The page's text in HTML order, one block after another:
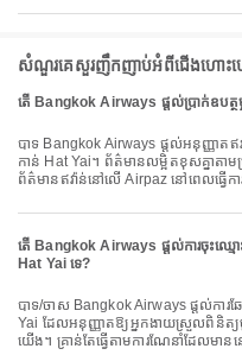
សំណួរគេសួរញឹកញាប់អំពីជើងហោះហ
តើ Bangkok Airways ផ្តល់ប្រាក់ឧបត្ថ
បាទ Bangkok Airways ផ្តល់អនុញ្ញាតឥវ៉ាន់សម្រាប់ជើងហោះហើរ ក្នុងស្រុក & អន្តរជាតិ ទៅ
កាន់ Hat Yai។ ព័ត៌មានលម្អិតខុសគ្នាតា
ព័ត៌មានឥវ៉ាន់នៅលើ Airpaz នៅពេលធ្វើក
តើ Bangkok Airways ផ្តល់ការចុះឈ្
Hat Yai ទេ?
បាទ/ចាស Bangkok Airways ផ្តល់ការឆែកអ៊ីនធឺណេតសម្រាប់ជើងហោះហើរទៅកាន់ Hat
Yai ដែលអនុញ្ញាតឱ្យអ្នកងាយស្រួលពិនិត្យ
យើង។ គ្រាន់តែធ្វើតាមការណែនាំដែលមា